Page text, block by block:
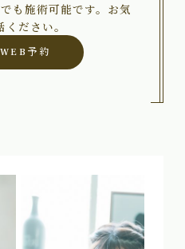
も施術可能です。お気
ださい。
予約